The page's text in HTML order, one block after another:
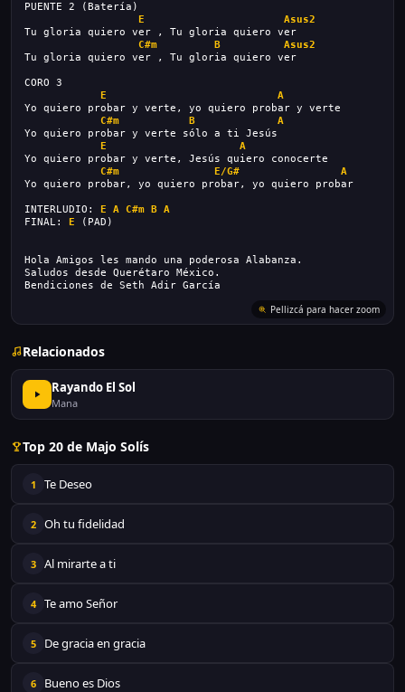
PUENTE 2 (Batería)
E
Asus2
Tu gloria quiero ver , Tu gloria quiero ver
C#m
B
Asus2
Tu gloria quiero ver , Tu gloria quiero ver
CORO 3
E
A
Yo quiero probar y verte, yo quiero probar y verte
C#m
B
A
Yo quiero probar y verte sólo a ti Jesús
E
A
Yo quiero probar y verte, Jesús quiero conocerte
C#m
E/G#
A
Yo quiero probar, yo quiero probar, yo quiero probar
INTERLUDIO: E A C#m B A
FINAL: E (PAD)
Hola Amigos les mando una poderosa Alabanza.
Saludos desde Querétaro México.
Bendiciones de Seth Adir García
Relacionados
Rayando El Sol
Mana
Top 20 de Majo Solís
1 Te Deseo
2 Oh tu fidelidad
3 Al mirarte a ti
4 Te amo Señor
5 De gracia en gracia
6 Bueno es Dios